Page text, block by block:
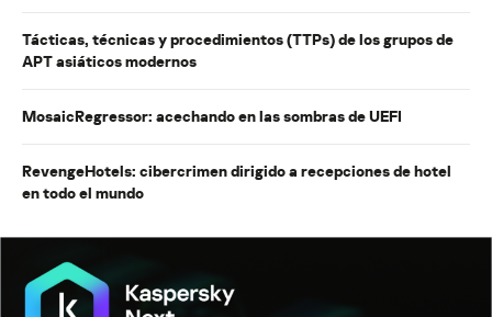
Tácticas, técnicas y procedimientos (TTPs) de los grupos de
APT asiáticos modernos
MosaicRegressor: acechando en las sombras de UEFI
RevengeHotels: cibercrimen dirigido a recepciones de hotel
en todo el mundo